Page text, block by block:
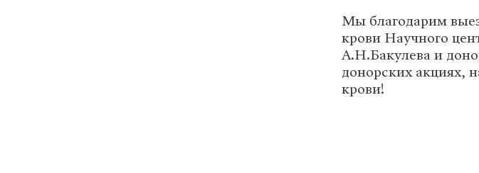
Мы благодарим
крови Научного
А.Н.Бакулева и
донорских акциях,
крови!